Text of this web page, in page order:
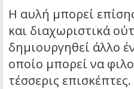
Η αυλή μπορεί
και διαχωριστικά
δημιουργηθεί άλλο
οποίο μπορεί να
τέσσερις επισκέπτες.